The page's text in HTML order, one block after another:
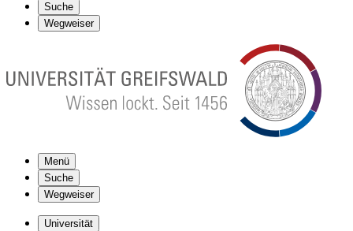
Suche
Wegweiser
Menü
Suche
Wegweiser
Universität